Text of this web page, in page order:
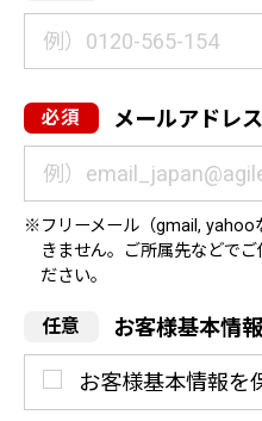
メールアドレス
フリーメール（gmail, yahoo
きません。ご所属先などで
ださい。
お客様基本情
お客様基本情報を